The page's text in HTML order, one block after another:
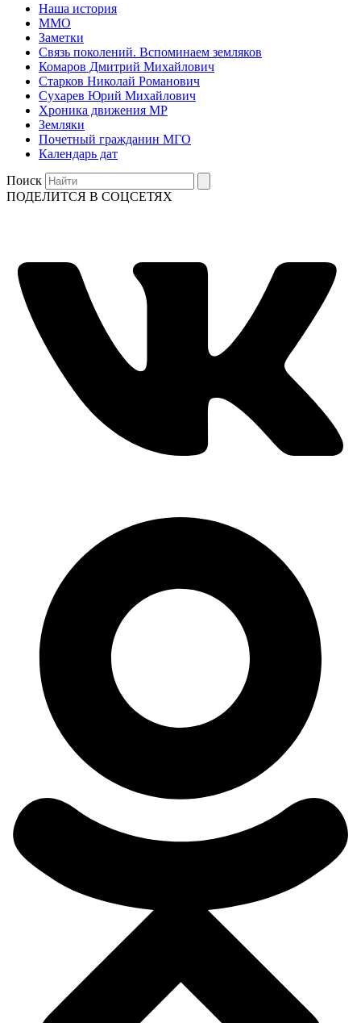
Наша история
ММО
Заметки
Связь поколений. Вспоминаем земляков
Комаров Дмитрий Михайлович
Старков Николай Романович
Сухарев Юрий Михайлович
Хроника движения МР
Земляки
Почетный гражданин МГО
Календарь дат
Поиск
ПОДЕЛИТСЯ В СОЦСЕТЯХ